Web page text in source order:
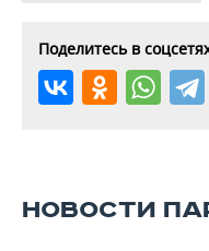
Поделитесь в
НОВОСТИ